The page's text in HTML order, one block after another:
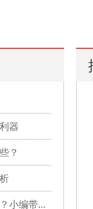
器
？
你知道陶氏反渗透膜主要性能有哪些吗？小编带你详细了解